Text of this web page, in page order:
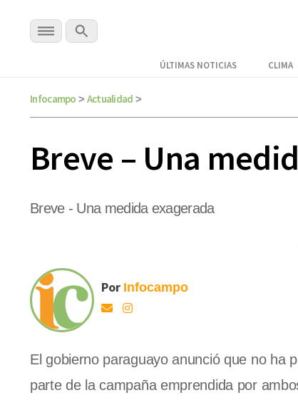
ÚLTIMAS NOTICIAS CLIMA
Infocampo > Actualidad >
Breve – Una
Breve - Una medida exagerada
Por Infocampo
El gobierno paraguayo anunció que no ha
parte de la campaña emprendida por